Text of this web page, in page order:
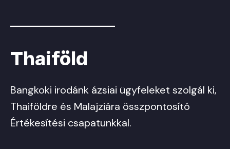
Thaiföld
Bangkoki irodánk ázsiai ügyfeleket szolgál ki,
Thaiföldre és Malajziára összpontosító
Értékesítési csapatunkkal.